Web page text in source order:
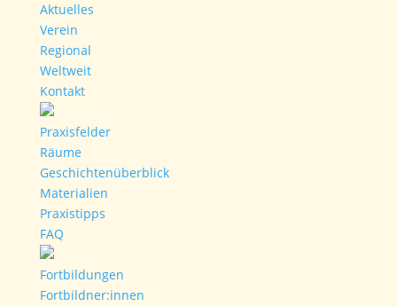
Aktuelles
Verein
Regional
Weltweit
Kontakt
Praxisfelder
Räume
Geschichtenüberblick
Materialien
Praxistipps
FAQ
Fortbildungen
Fortbildner:innen